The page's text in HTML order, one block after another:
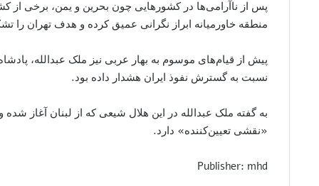
پس از ناآرامی‌ها در کشورهایی چون بحرین و یمن، برخی از
منطقه خاورمیانه ابراز نگرانی عمیق کرده و هدف تهران را
نسبت به گسترش نفوذ ایران هشدار داده بود.
به گفته ملک عبدالله در این هلال شیعی که از لبنان آغاز
«نقشی تعیین‌کننده» دارد.
Publisher: mhd